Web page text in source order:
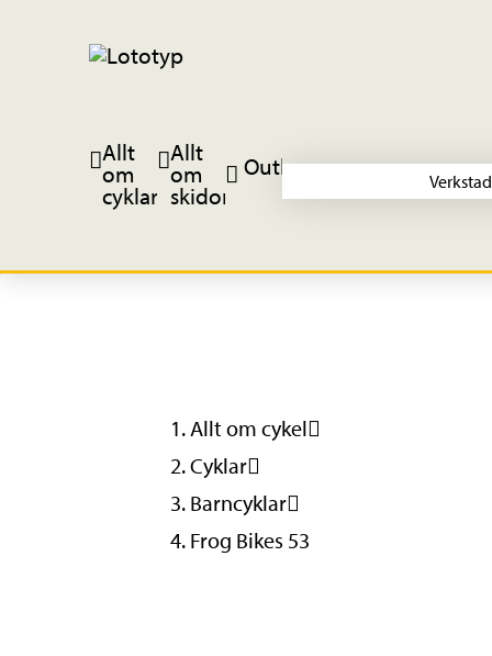
Allt
om
cyklar
Allt
om
skidor
Outlet
Verkstad
Allt om cykel
Cyklar
Barncyklar
Frog Bikes 53